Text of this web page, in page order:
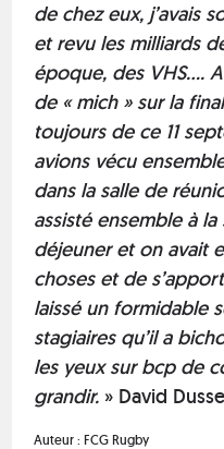
de chez eux, j’avais
et revu les milliards
époque, des VHS….
de « mich » sur la
toujours de ce 11
avions vécu
dans la salle de
assisté ensemble à
déjeuner et on avait
choses et de
laissé un formidable
stagiaires qu’il a
les yeux sur bcp de
grandir. » David
Auteur :FCG Rugby